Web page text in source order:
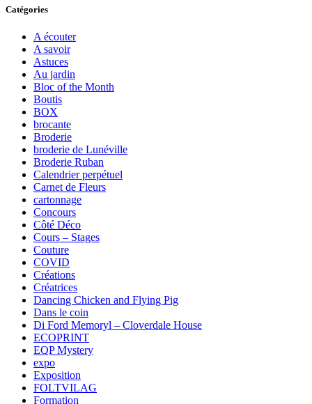
Catégories
A écouter
A savoir
Astuces
Au jardin
Bloc of the Month
Boutis
BOX
brocante
Broderie
broderie de Lunéville
Broderie Ruban
Calendrier perpétuel
Carnet de Fleurs
cartonnage
Concours
Côté Déco
Cours – Stages
Couture
COVID
Créations
Créatrices
Dancing Chicken and Flying Pig
Dans le coin
Di Ford Memoryl – Cloverdale House
ECOPRINT
EQP Mystery
expo
Exposition
FOLTVILAG
Formation